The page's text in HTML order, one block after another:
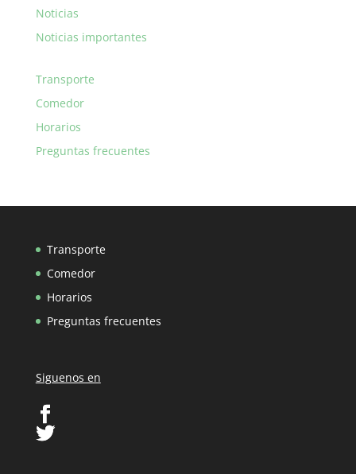
Noticias
Noticias importantes
Transporte
Comedor
Horarios
Preguntas frecuentes
Transporte
Comedor
Horarios
Preguntas frecuentes
Siguenos en